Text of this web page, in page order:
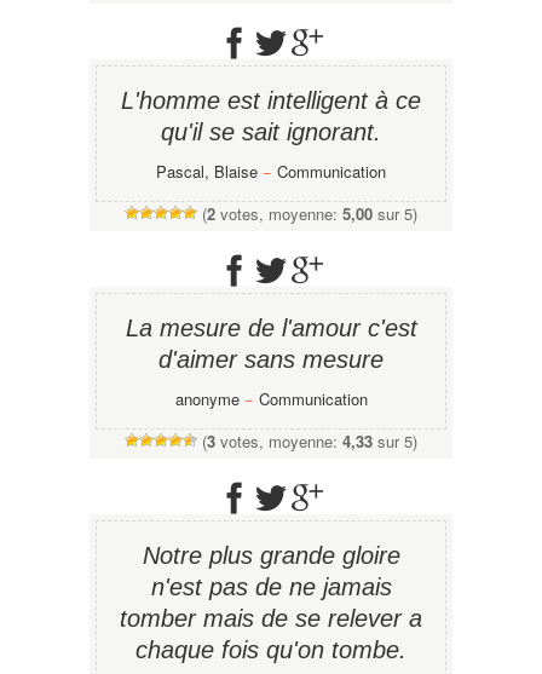
L'homme est intelligent à ce
qu'il se sait ignorant.
Pascal, Blaise − Communication
(2 votes, moyenne: 5,00 sur 5)
La mesure de l'amour c'est
d'aimer sans mesure
anonyme− Communication
(3 votes, moyenne: 4,33 sur 5)
Notre plus grande gloire
n'est pas de ne jamais
tomber mais de se relever a
chaque fois qu'on tombe.